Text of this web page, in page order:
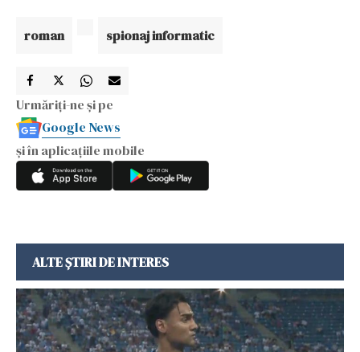
roman spionaj informatic
Urmăriți-ne și pe
Google News
și în aplicațiile mobile
ALTE ȘTIRI DE INTERES